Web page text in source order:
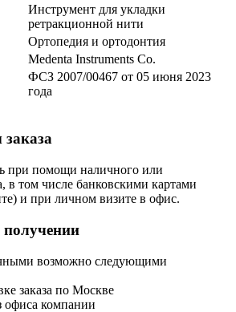
Инструмент для укладки
ретракционной нити
Ортопедия и ортодонтия
Medenta Instruments Co.
ФСЗ 2007/00467 от 05 июня 2023
года
при помощи наличного или
в том числе банковскими картами
и при личном визите в офис.
возможно следующими
заказа по Москве
офиса компании